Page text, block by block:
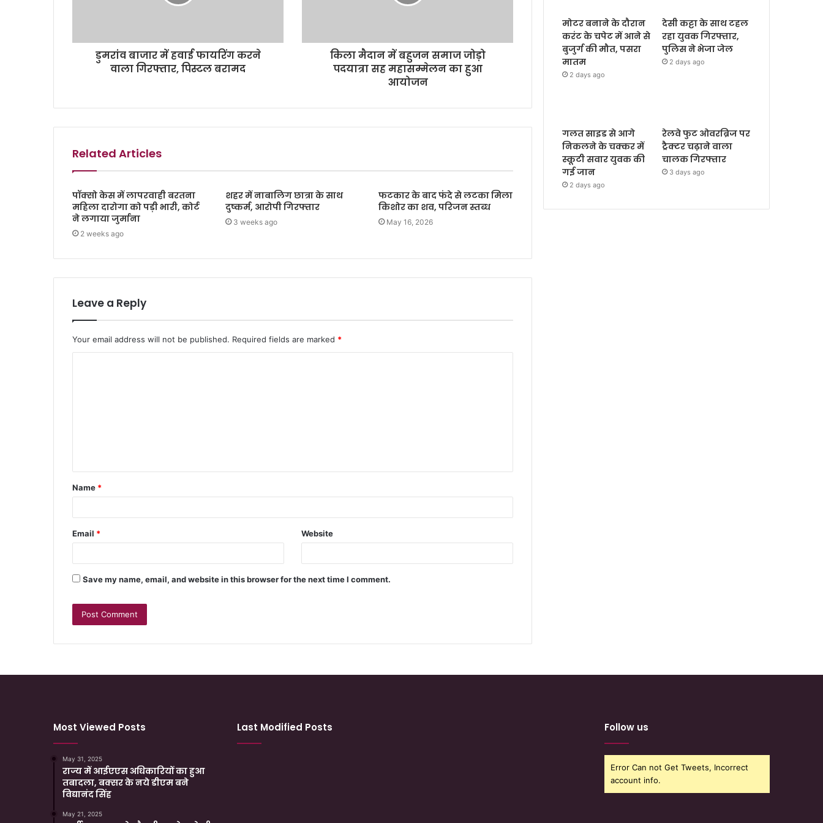
डुमरांव बाजार में हवाई फायरिंग करने
वाला गिरफ्तार, पिस्टल बरामद
किला मैदान में बहुजन समाज जोड़ो
पदयात्रा सह महासम्मेलन का हुआ
आयोजन
Related Articles
पॉक्सो केस में लापरवाही बरतना
महिला दारोगा को पड़ी भारी, कोर्ट
ने लगाया जुर्माना
2 weeks ago
शहर में नाबालिग छात्रा के साथ
दुष्कर्म, आरोपी गिरफ्तार
3 weeks ago
फटकार के बाद फंदे से लटका मिला
किशोर का शव, परिजन स्तब्ध
May 16, 2026
Leave a Reply
Your email address will not be published. Required fields are marked *
Name *
Email * Website
Save my name, email, and website in this browser for the next time I comment.
मोटर बनाने के दौरान
करंट के चपेट में आने से
बुजुर्ग की मौत, पसरा
मातम
2 days ago
देसी कट्टा के साथ टहल
रहा युवक गिरफ्तार,
पुलिस ने भेजा जेल
2 days ago
गलत साइड से आगे
निकलने के चक्कर में
स्कूटी सवार युवक की
गई जान
2 days ago
रेलवे फुट ओवरब्रिज पर
ट्रैक्टर चढ़ाने वाला
चालक गिरफ्तार
3 days ago
Most Viewed Posts
May 31, 2025
राज्य में आईएएस अधिकारियों का हुआ
तबादला, बक्सर के नये डीएम बने
विद्यानंद सिंह
May 21, 2025
Last Modified Posts Follow us
Error Can not Get Tweets, Incorrect
account info.